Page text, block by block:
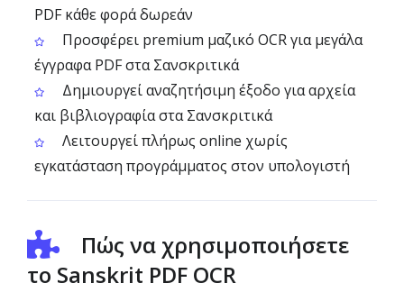
PDF κάθε φορά δωρεάν
Προσφέρει premium μαζικό OCR για μεγάλα
έγγραφα PDF στα Σανσκριτικά
Δημιουργεί αναζητήσιμη έξοδο για αρχεία
και βιβλιογραφία στα Σανσκριτικά
Λειτουργεί πλήρως online χωρίς
εγκατάσταση προγράμματος στον υπολογιστή
Πώς να χρησιμοποιήσετε
το Sanskrit PDF OCR